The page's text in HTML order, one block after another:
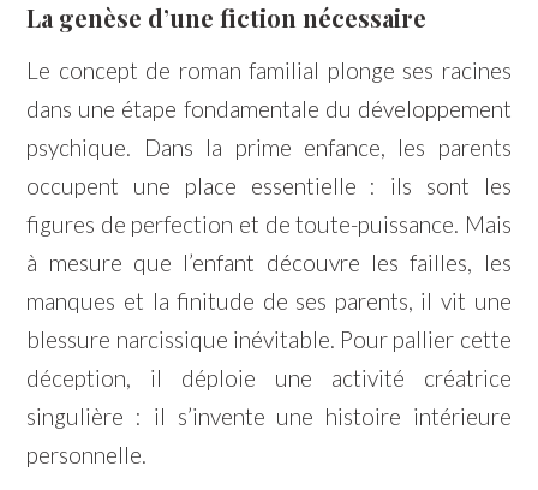
La genèse d’une fiction nécessaire
Le concept de roman familial plonge ses racines
dans une étape fondamentale du développement
psychique. Dans la prime enfance, les parents
occupent une place essentielle : ils sont les
figures de perfection et de toute-puissance. Mais
à mesure que l’enfant découvre les failles, les
manques et la finitude de ses parents, il vit une
blessure narcissique inévitable. Pour pallier cette
déception, il déploie une activité créatrice
singulière : il s’invente une histoire intérieure
personnelle.